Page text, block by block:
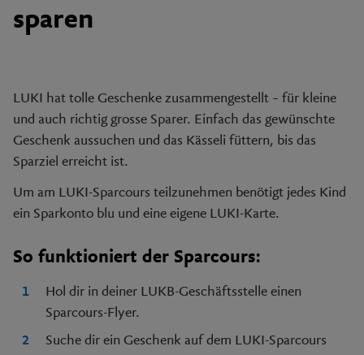
sparen
LUKI hat tolle Geschenke zusammengestellt – für kleine
und auch richtig grosse Sparer. Einfach das gewünschte
Geschenk aussuchen und das Kässeli füttern, bis das
Sparziel erreicht ist.
Um am LUKI-Sparcours teilzunehmen benötigt jedes Kind
ein Sparkonto blu und eine eigene LUKI-Karte.
So funktioniert der Sparcours:
Hol dir in deiner LUKB-Geschäftsstelle einen
Sparcours-Flyer.
Suche dir ein Geschenk auf dem LUKI-Sparcours